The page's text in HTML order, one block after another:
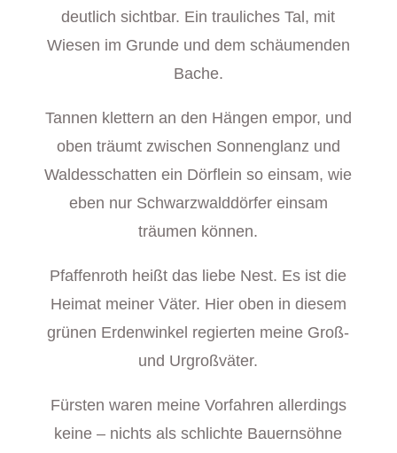
deutlich sichtbar. Ein trauliches Tal, mit
Wiesen im Grunde und dem schäumenden
Bache.
Tannen klettern an den Hängen empor, und
oben träumt zwischen Sonnenglanz und
Waldesschatten ein Dörflein so einsam, wie
eben nur Schwarzwalddörfer einsam
träumen können.
Pfaffenroth heißt das liebe Nest. Es ist die
Heimat meiner Väter. Hier oben in diesem
grünen Erdenwinkel regierten meine Groß-
und Urgroßväter.
Fürsten waren meine Vorfahren allerdings
keine – nichts als schlichte Bauernsöhne